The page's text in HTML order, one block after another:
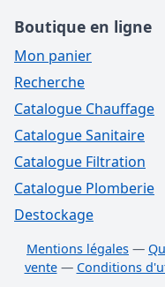
Boutique en ligne
Mon panier
Recherche
Catalogue Chauffage
Catalogue Sanitaire
Catalogue Filtration
Catalogue Plomberie
Destockage
Mentions légales —
vente— Conditions